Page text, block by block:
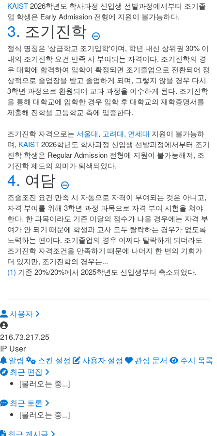
KAIST2026학년도 학사과정 신입생 선발과정에서부터 조기졸
업 학생은 Early Admission 전형에 지원이 불가능하다.
3. 조기진학 ⊖
정식 명칭은 '상급학교 조기입학'이며, 학년 내신 상위권 30% 이
내의 조기진학 요건 만족 시 부여되는 자격이다. 조기진학의 경
우 대학에 합격하여 입학이 확정되면 조기졸업으로 전환되어 정
상적으로 졸업장을 받고 졸업하게 되며, 그렇지 않을 경우 다시
3학년 과정으로 환원되어 교과 과정을 이수하게 된다. 조기진학
을 통해 대학교에 입학한 경우 입학 후 대학교의 재학증명서를
제출해 진학을 고등학교 측에 입증한다.
조기진학 자격으로는 서울대, 고려대, 연세대 지원이 불가능하
며, KAIST2026학년도 학사과정 신입생 선발과정에서부터 조기
진학 학생은 Regular Admission 전형에 지원이 불가능해져, 조
기진학 제도의 의미가 퇴색되었다.
4. 여담 ⊖
조졸조진 요건 만족 시 자동으로 자격이 부여되는 것은 아니고,
자격 부여를 위해 3학년 과정 과목으로 자격 부여 시험을 쳐야
한다. 한 과목이라도 기준 미달의 점수가 나올 경우에는 자격 부
여가 안 되기 때문에 학생과 교사 모두 탈락하는 경우가 없도록
노력하는 편이다. 조기졸업의 경우 어쩌다 탈락하게 되더라도
조기진학 자격조건을 만족하기 때문에 나머지 한 번의 기회가
더 있지만, 조기진학의 경우는...
(1) 기존 20%/20%에서 2025학년도 신입생부터 축소되었다.
사용자
216.73.217.25
IP User
알림
스킨 설정 사용자 설정 관심 문서
주시 목록
최근 편집
[불러오는 중...]
최근 토론
[불러오는 중...]